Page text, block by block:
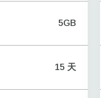
5GB
15 天